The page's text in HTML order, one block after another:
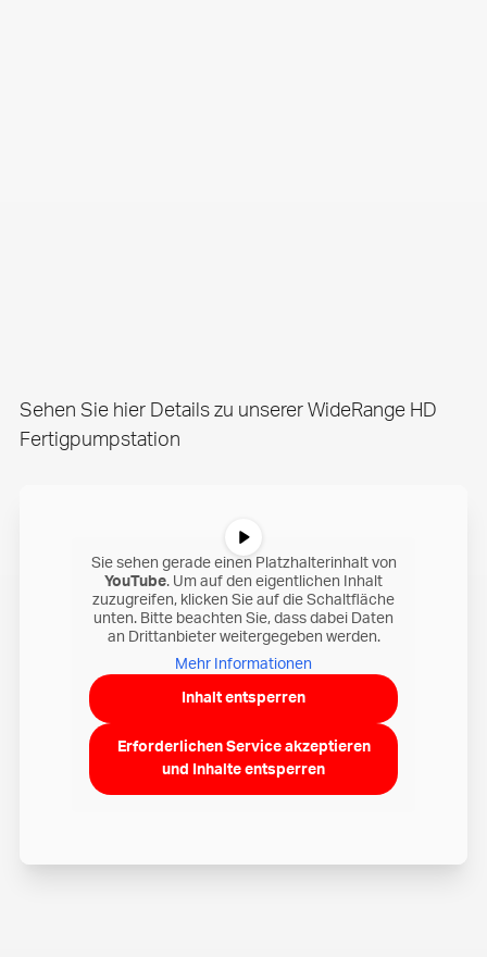
Sehen Sie hier Details zu unserer WideRange HD
Fertigpumpstation
Sie sehen gerade einen Platzhalterinhalt von
YouTube. Um auf den eigentlichen Inhalt
zuzugreifen, klicken Sie auf die Schaltfläche
unten. Bitte beachten Sie, dass dabei Daten
an Drittanbieter weitergegeben werden.
Mehr Informationen
Inhalt entsperren
Erforderlichen Service akzeptieren
und Inhalte entsperren